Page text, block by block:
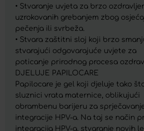
• Stvaranje uvjeta za brzo
uzrokovanih grebanjem zbog
pečenja ili svrbeža.
• Stvara zaštitni sloj koji brzo
stvarajući odgovarajuće uvjete za
poticanje prirodnog procesa
DJELUJE PAPILOCARE
Papilocare je gel koji djeluje tako
sluznici vrata maternice, oblikujući
obrambenu barijeru za
integracije HPV-a. Na taj se način
integracija HPV-a, stvaranje novih